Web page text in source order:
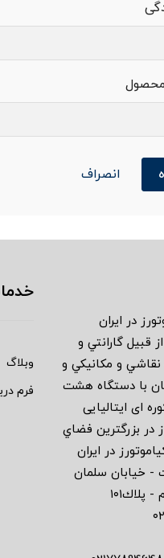
محصول
انصراف
در ايران
قبيل گارانتي و
نقاشي و مكانيكي و
با دستگاه هشت
اى ايتاليايى
در بزرگترين فضاي
در ايران
- خيابان سلمان
وبلاگ
فرم